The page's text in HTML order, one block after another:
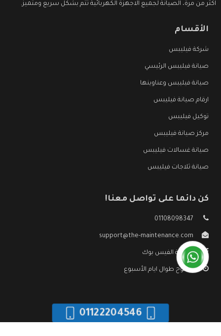
اكثر من مرة، الصيانة لجميع الاجهزة الكهربائية تتم بشكل سريع ومتميز.
الأقسام
شركة فيليبس
صيانة فيليبس الرئيسي
صيانة فيليبس وعناوينها
ارقام صيانة فيليبس
توكيل فيليبس
مركز صيانة فيليبس
صيانة غسالات فيليبس
صيانة ثلاجات فيليبس
كن دائما على تواصل معنا!
01108098347
support@the-maintenance.com
صفحة الفيس بوك
مفتوح طوال ايام الأسبوع
01122204546